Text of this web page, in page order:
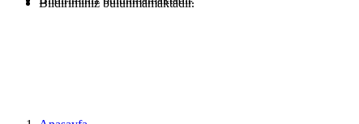
Bildiriminiz bulunmamaktadır.